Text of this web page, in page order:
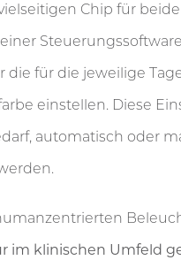
Chip für beide
die für die jeweilige
einstellen. Diese
automatisch oder
im klinischen Umfeld